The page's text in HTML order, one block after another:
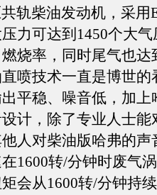
柴油发动机，采用
力可达到1450个大
烧率，同时尾气也
喷技术一直是博世的
平稳、噪音低，加上
计，除了专业人士能
人对柴油版哈弗的声
1600转/分钟时废气
会从1600转/分钟持